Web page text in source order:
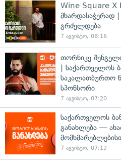
Wine Square X
მხარდასაჭერად |
გრძელდება
7 აგვისტო, 08:16
თორნიკე
| საქართველოს
საკალათბურთო
სპონსორი
7 აგვისტო, 07:20
საქართველოს
განახლება —
7 აგვისტო, 07:12